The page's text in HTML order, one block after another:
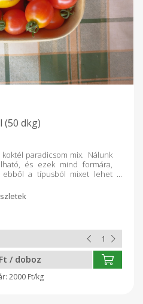
(50 dkg)
paradicsom mix. Nálunk
és ezek mind formára,
a típusból mixet lehet
bolti forgalomban már
esetén ilyenek például:
/ doboz
2000 Ft/kg